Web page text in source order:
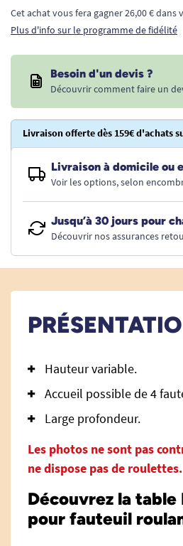
Cet achat vous fera gagner 26,00 € dans
Plus d'info sur le programme de fidélité
Besoin d'un devis ?
Découvrir comment faire un
Livraison offerte dès 159€ d'achats
Livraison à domicile ou
Voir les options, selon
Jusqu’à 30 jours pour
Découvrir nos assurances
Hauteur variable.
Accueil possible de 4
Large profondeur.
Les photos ne sont pas
ne dispose pas de roulettes.
Découvrez la table
pour fauteuil